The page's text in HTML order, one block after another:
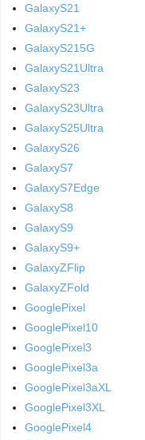
GalaxyS21
GalaxyS21+
GalaxyS215G
GalaxyS21Ultra
GalaxyS23
GalaxyS23Ultra
GalaxyS25Ultra
GalaxyS26
GalaxyS7
GalaxyS7Edge
GalaxyS8
GalaxyS9
GalaxyS9+
GalaxyZFlip
GalaxyZFold
GooglePixel
GooglePixel10
GooglePixel3
GooglePixel3a
GooglePixel3aXL
GooglePixel3XL
GooglePixel4